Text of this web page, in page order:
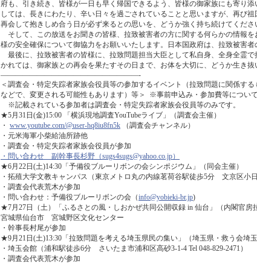
府も、引き続き、皆様が一日も早く帰国できるよう、皆様の御家族にも寄り
しては、長きにわたり、辛い日々を過ごされていることと思いますが、再び
再会して抱きしめ合う日が必ず来るとの思いを、どうか強く持ち続けてくださ
そして、この放送をお聞きの皆様、拉致被害者の方に関する何らかの情報
様の安全確保について御協力をお願いいたします。日本国政府は、拉致被害
最後に、拉致被害者の皆様に、拉致問題担当大臣として私自身、全身全霊
かれては、御家族との再会を果たすその日まで、お体を大切に、どうか生き抜
―――――――――――――――――――-
＜調査会・特定失踪者家族会役員等の参加するイベント（拉致問題に関係す
などで、変更される可能性もあります）等＞ ※事前申込み・参加費等につい
※記載されている参加者は調査会・特定失踪者家族会役員等のみです。
★5月31日(金)15:00 「横浜現地調査YouTubeライブ」（調査会主催）
・ www.youtube.com/@user-hq8iu8fn5k （調査会チャンネル）
・元米海軍小柴給油所跡他
・調査会・特定失踪者家族会役員が参加
・問い合わせ 副幹事長杉野（sugs4sugs@yahoo.co.jp）
★6月22日(土)14:30「予備役ブルーリボンの会シンポジウム」（同会主催）
・拓殖大学文教キャンパス（東京メトロ丸の内線茗荷谷駅徒歩5分 文京区小日
・調査会代表荒木が参加
・問い合わせ：予備役ブルーリボンの会（info@yobieki-br.jp)
★7月27日（土）「ふるさとの風・しおかぜ共同公開収録 in 仙台」（内閣官房
宮城県仙台市 宮城野区文化センター
・幹事長村尾が参加
★9月21日(土)13:30「拉致問題を考える埼玉県民の集い」（埼玉県・救う会埼玉
・埼玉会館（浦和駅徒歩6分 さいたま市浦和区高砂3-1-4 Tel 048-829-2471）
・調査会代表荒木が参加